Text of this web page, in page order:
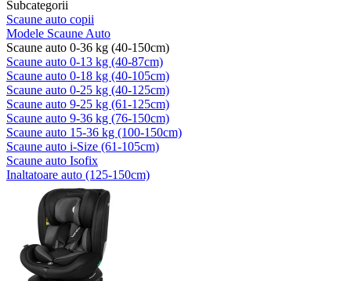
Subcategorii
Scaune auto copii
Modele Scaune Auto
Scaune auto 0-36 kg (40-150cm)
Scaune auto 0-13 kg (40-87cm)
Scaune auto 0-18 kg (40-105cm)
Scaune auto 0-25 kg (40-125cm)
Scaune auto 9-25 kg (61-125cm)
Scaune auto 9-36 kg (76-150cm)
Scaune auto 15-36 kg (100-150cm)
Scaune auto i-Size (61-105cm)
Scaune auto Isofix
Inaltatoare auto (125-150cm)